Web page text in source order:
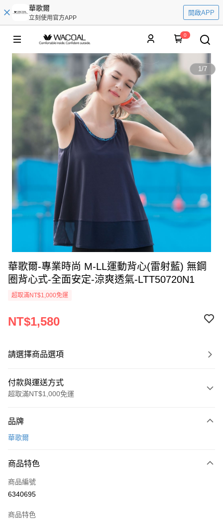
華歌爾
立刻使用官方APP
開啟APP
0
1/7
華歌爾-專業時尚 M-LL運動背心(雷射藍) 無鋼
圈背心式-全面安定-涼爽透氣-LTT50720N1
超取滿NT$1,000免運
NT$1,580
請選擇商品選項
付款與運送方式
超取滿NT$1,000免運
信用卡一次付款
LINE Pay
街口支付
品牌
華歌爾
商品特色
商品編號
6340695
商品特色